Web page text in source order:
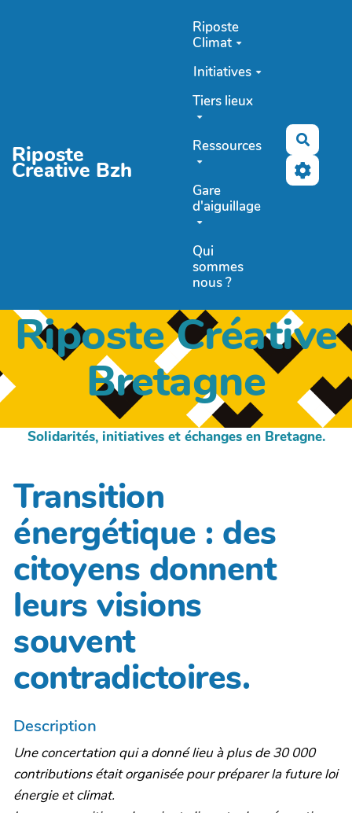
Riposte
Creative Bzh
Riposte
Climat
Initiatives
Tiers lieux
Ressources
Gare
d'aiguillage
Qui
sommes
nous ?
Riposte Créative
Bretagne
Solidarités, initiatives et échanges en Bretagne.
Transition
énergétique : des
citoyens donnent
leurs visions
souvent
contradictoires.
Description
Une concertation qui a donné lieu à plus de 30 000
contributions était organisée pour préparer la future loi
énergie et climat.